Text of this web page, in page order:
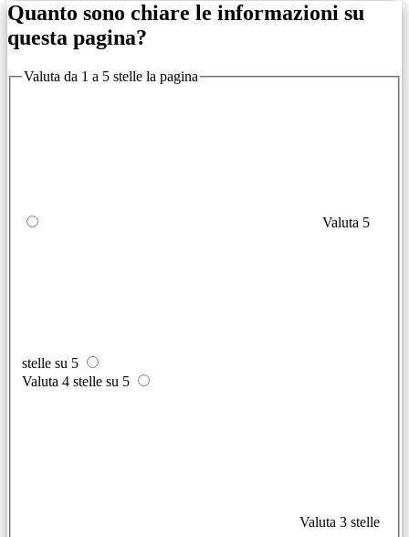
Quanto sono chiare le informazioni su
questa pagina?
Valuta da 1 a 5 stelle la pagina
Valuta 5
stelle su 5
Valuta 4 stelle su 5
Valuta 3 stelle